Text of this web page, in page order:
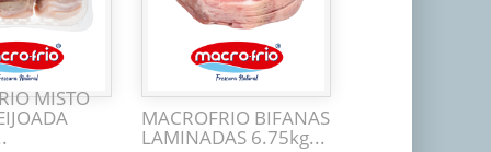
MISTO
MACROFRIO BIFANAS
LAMINADAS 6.75kg...